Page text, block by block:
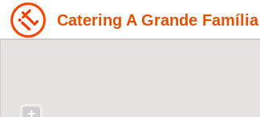
Catering A Grande Família
+